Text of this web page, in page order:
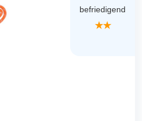
befriedigend
★★